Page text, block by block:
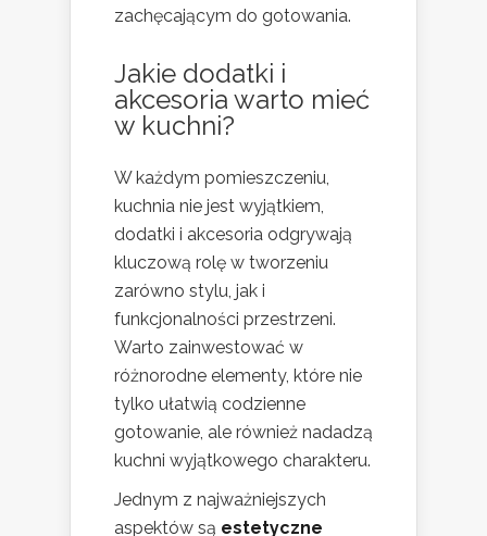
zachęcającym do gotowania.
Jakie dodatki i
akcesoria warto mieć
w kuchni?
W każdym pomieszczeniu,
kuchnia nie jest wyjątkiem,
dodatki i akcesoria odgrywają
kluczową rolę w tworzeniu
zarówno stylu, jak i
funkcjonalności przestrzeni.
Warto zainwestować w
różnorodne elementy, które nie
tylko ułatwią codzienne
gotowanie, ale również nadadzą
kuchni wyjątkowego charakteru.
Jednym z najważniejszych
aspektów są estetyczne